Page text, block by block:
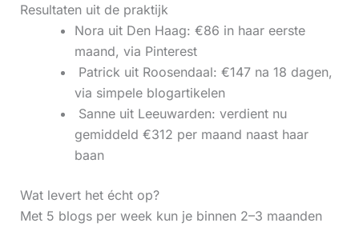
Resultaten uit de praktijk
Nora uit Den Haag: €86 in haar eerste
maand, via Pinterest
‍ Patrick uit Roosendaal: €147 na 18 dagen,
via simpele blogartikelen
‍ Sanne uit Leeuwarden: verdient nu
gemiddeld €312 per maand naast haar
baan
Wat levert het écht op?
Met 5 blogs per week kun je binnen 2–3 maanden